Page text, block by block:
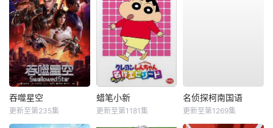
吞噬星空
更新至第235集
蜡笔小新
更新至第1181集
名侦探柯南国语
更新至第1269集